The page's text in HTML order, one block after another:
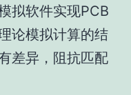
拟软件实现PCB
论模拟计算的结
差异，阻抗匹配